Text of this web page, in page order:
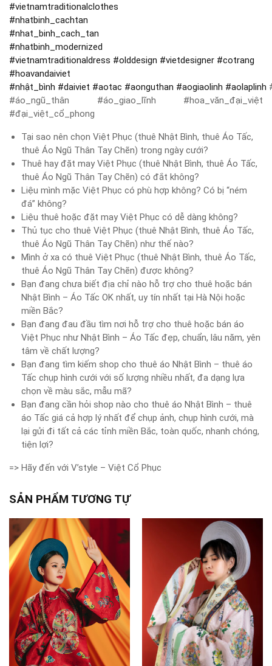
#vietnamtraditionalclothes
#nhatbinh_cachtan
#nhat_binh_cach_tan
#nhatbinh_modernized
#vietnamtraditionaldress #olddesign #vietdesigner #cotrang
#hoavandaiviet
#nhật_bình #daiviet #aotac #aonguthan #aogiaolinh #aolaplinh
#áo_ngũ_thân #áo_giao_lĩnh #hoa_văn_đại_việt
#đại_việt_cổ_phong
Tại sao nên chọn Việt Phục (thuê Nhật Bình, thuê Áo Tấc,
thuê Áo Ngũ Thân Tay Chẽn) trong ngày cưới?
Thuê hay đặt may Việt Phục (thuê Nhật Bình, thuê Áo Tấc,
thuê Áo Ngũ Thân Tay Chẽn) có đắt không?
Liệu mình mặc Việt Phục có phù hợp không? Có bị “ném
đá” không?
Liệu thuê hoặc đặt may Việt Phục có dễ dàng không?
Thủ tục cho thuê Việt Phục (thuê Nhật Bình, thuê Áo Tấc,
thuê Áo Ngũ Thân Tay Chẽn) như thế nào?
Mình ở xa có thuê Việt Phục (thuê Nhật Bình, thuê Áo Tấc,
thuê Áo Ngũ Thân Tay Chẽn) được không?
Bạn đang chưa biết địa chỉ nào hỗ trợ cho thuê hoặc bán
Nhật Bình – Áo Tấc OK nhất, uy tín nhất tại Hà Nội hoặc
miền Bắc?
Bạn đang đau đầu tìm nơi hỗ trợ cho thuê hoặc bán áo
Việt Phục như Nhật Bình – Áo Tấc đẹp, chuẩn, lâu năm, yên
tâm về chất lượng?
Bạn đang tìm kiếm shop cho thuê áo Nhật Bình – thuê áo
Tấc chụp hình cưới với số lượng nhiều nhất, đa dạng lựa
chọn về màu sắc, mẫu mã?
Bạn đang cần hỏi shop nào cho thuê áo Nhật Bình – thuê
áo Tấc giá cả hợp lý nhất để chụp ảnh, chụp hình cưới, mà
lại gửi đi tất cả các tỉnh miền Bắc, toàn quốc, nhanh chóng,
tiện lợi?
=> Hãy đến với V’style – Việt Cổ Phục
SẢN PHẨM TƯƠNG TỰ